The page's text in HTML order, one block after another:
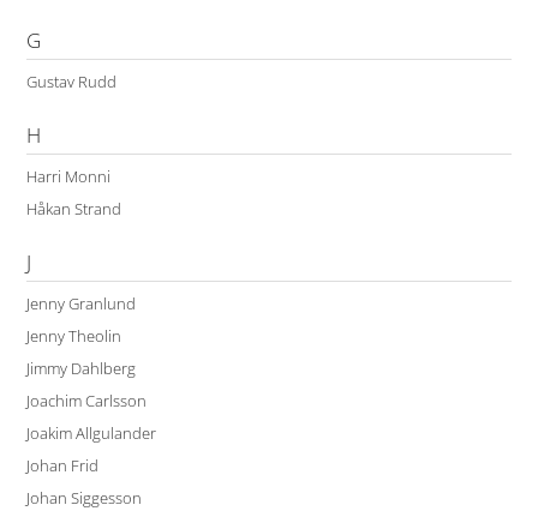
G
Gustav Rudd
H
Harri Monni
Håkan Strand
J
Jenny Granlund
Jenny Theolin
Jimmy Dahlberg
Joachim Carlsson
Joakim Allgulander
Johan Frid
Johan Siggesson